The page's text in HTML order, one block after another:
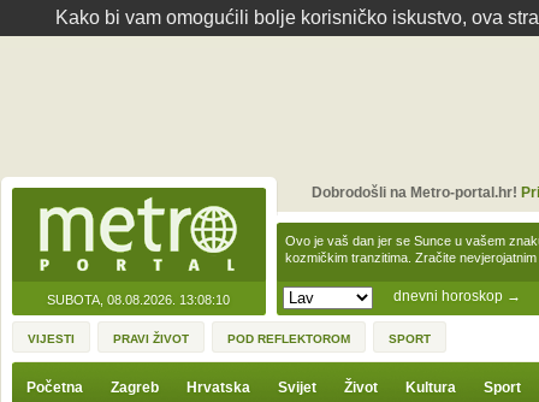
Kako bi vam omogućili bolje korisničko iskustvo, ova
SUBOTA, 08.08.2026. 13:08:10 dnevni horoskop →
Ovo je vaš dan jer se Sunce u vašem
kozmičkim tranzitima. Zračite
Dobrodošli na Metro-portal.hr!
VIJESTI PRAVI ŽIVOT POD REFLEKTOROM SPORT
Početna Zagreb Hrvatska Svijet Život Kultura Sport